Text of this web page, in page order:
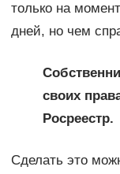
только на
дней, но чем
своих
Росреестр.
Сделать это